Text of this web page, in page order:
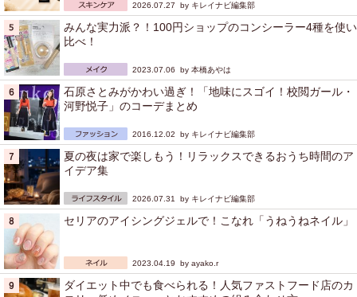
2026.07.27 by キレイナビ編集部
みんな実力派？！100円ショップのコンシーラー4種を使い
比べ！
2023.07.06 by 本橋あやは
石原さとみがかわい過ぎ！「地味にスゴイ！校閲ガール・
河野悦子」のコーデまとめ
2016.12.02 by キレイナビ編集部
夏の夜は家で楽しもう！リラックスできるおうち時間のア
イデア集
2026.07.31 by キレイナビ編集部
セリアのアイシングジェルで！こなれ「うねうねネイル」
2023.04.19 by ayako.r
ダイエット中でも食べられる！人気ファストフード店のカ